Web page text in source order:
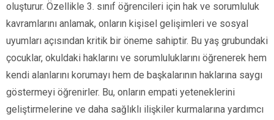
oluşturur. Özellikle 3. sınıf öğrencileri için hak ve sorumluluk
kavramlarını anlamak, onların kişisel gelişimleri ve sosyal
uyumları açısından kritik bir öneme sahiptir. Bu yaş grubundaki
çocuklar, okuldaki haklarını ve sorumluluklarını öğrenerek hem
kendi alanlarını korumayı hem de başkalarının haklarına saygı
göstermeyi öğrenirler. Bu, onların empati yeteneklerini
geliştirmelerine ve daha sağlıklı ilişkiler kurmalarına yardımcı